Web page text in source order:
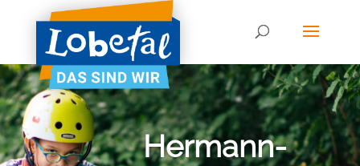
Hermann-